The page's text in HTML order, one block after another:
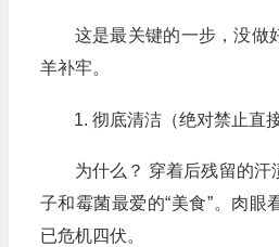
这是最关键的一步，没做
羊补牢。
彻底清洁（绝对禁止直
为什么？ 穿着后残留的汗
子和霉菌最爱的“美食”。肉眼
已危机四伏。